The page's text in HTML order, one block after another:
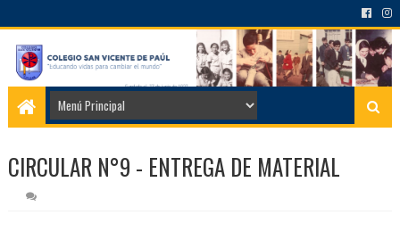
CIRCULAR N°9 - ENTREGA DE MATERIAL